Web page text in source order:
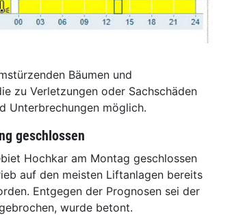
Bäumen und
zu Verletzungen oder Sachschäden
Unterbrechungen möglich.
geschlossen
Hochkar am Montag geschlossen
auf den meisten Liftanlagen bereits
Entgegen der Prognosen sei der
wurde betont.